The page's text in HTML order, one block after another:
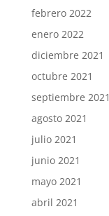
febrero 2022
enero 2022
diciembre 2021
octubre 2021
septiembre 2021
agosto 2021
julio 2021
junio 2021
mayo 2021
abril 2021